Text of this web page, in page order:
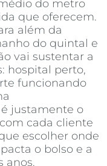
do metro
que oferecem.
além da
do quintal e
vai sustentar a
hospital perto,
funcionando
é justamente o
cada cliente
escolher onde
o bolso e a
anos.